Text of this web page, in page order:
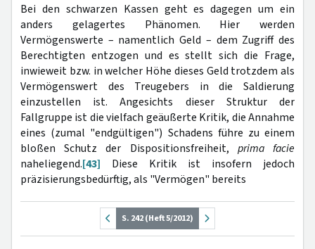
Bei den schwarzen Kassen geht es dagegen um ein
anders gelagertes Phänomen. Hier werden
Vermögenswerte – namentlich Geld – dem Zugriff des
Berechtigten entzogen und es stellt sich die Frage,
inwieweit bzw. in welcher Höhe dieses Geld trotzdem als
Vermögenswert des Treugebers in die Saldierung
einzustellen ist. Angesichts dieser Struktur der
Fallgruppe ist die vielfach geäußerte Kritik, die Annahme
eines (zumal "endgültigen") Schadens führe zu einem
bloßen Schutz der Dispositionsfreiheit, prima facie
naheliegend.[43] Diese Kritik ist insofern jedoch
präzisierungsbedürftig, als "Vermögen" bereits
S. 242 (Heft 5/2012)